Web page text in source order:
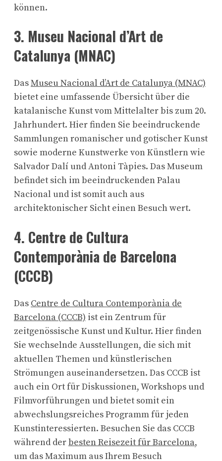
können.
3. Museu Nacional d’Art de
Catalunya (MNAC)
DasMuseu Nacional d’Art de Catalunya (MNAC)
bietet eine umfassende Übersicht über die
katalanische Kunst vom Mittelalter bis zum 20.
Jahrhundert. Hier finden Sie beeindruckende
Sammlungen romanischer und gotischer Kunst
sowie moderne Kunstwerke von Künstlern wie
Salvador Dalí und Antoni Tàpies. Das Museum
befindet sich im beeindruckenden Palau
Nacional und ist somit auch aus
architektonischer Sicht einen Besuch wert.
4. Centre de Cultura
Contemporània de Barcelona
(CCCB)
Das Centre de Cultura Contemporània de
Barcelona (CCCB) ist ein Zentrum für
zeitgenössische Kunst und Kultur. Hier finden
Sie wechselnde Ausstellungen, die sich mit
aktuellen Themen und künstlerischen
Strömungen auseinandersetzen. Das CCCB ist
auch ein Ort für Diskussionen, Workshops und
Filmvorführungen und bietet somit ein
abwechslungsreiches Programm für jeden
Kunstinteressierten. Besuchen Sie das CCCB
während derbesten Reisezeit für Barcelona,
um das Maximum aus Ihrem Besuch